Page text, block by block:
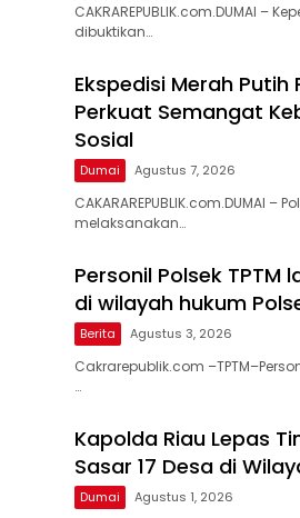
CAKRAREPUBLIK.com.DUMAI –
dibuktikan…
Ekspedisi Merah Putih
Perkuat Semangat
Sosial
Dumai Agustus 7, 2026
CAKARAREPUBLIK.com.DUMAI
melaksanakan…
Personil Polsek TPTM
di wilayah hukum
Berita Agustus 3, 2026
Cakrarepublik.com
…
Kapolda Riau Lepas
Sasar 17 Desa di
Dumai Agustus 1, 2026